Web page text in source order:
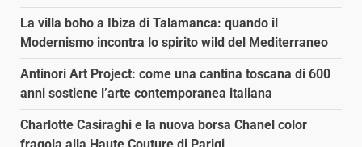
La villa boho a Ibiza di Talamanca: quando il
Modernismo incontra lo spirito wild del Mediterraneo
Antinori Art Project: come una cantina toscana di 600
anni sostiene l’arte contemporanea italiana
Charlotte Casiraghi e la nuova borsa Chanel color
fragola alla Haute Couture di Parigi